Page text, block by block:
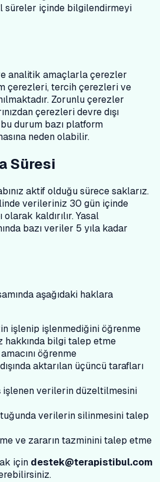
süreler içinde bilgilendirmeyi
analitik amaçlarla çerezler
çerezleri, tercih çerezleri ve
Zorunlu çerezler
çerezleri devre dışı
durum bazı platform
neden olabilir.
Süresi
aktif olduğu sürece saklarız.
verileriniz 30 gün içinde
kaldırılır. Yasal
bazı veriler 5 yıla kadar
aşağıdaki haklara
işlenip işlenmediğini öğrenme
hakkında bilgi talep etme
öğrenme
aktarılan üçüncü tarafları
işlenen verilerin düzeltilmesini
verilerin silinmesini talep
ve zararın tazminini talep etme
için destek@terapistibul.com